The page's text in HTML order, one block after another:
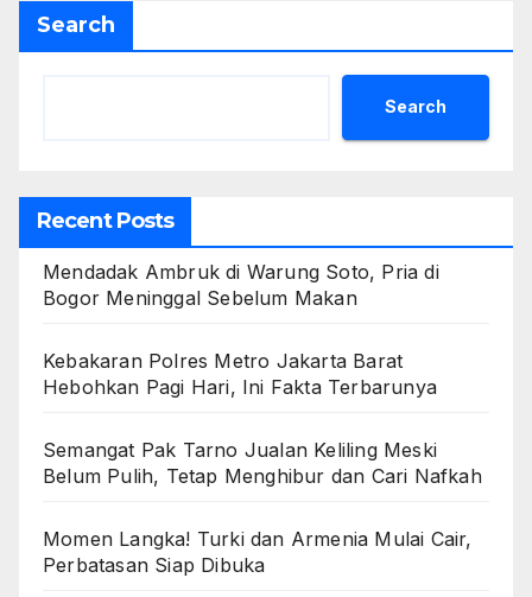
Search
Search
Recent Posts
Mendadak Ambruk di Warung Soto, Pria di
Bogor Meninggal Sebelum Makan
Kebakaran Polres Metro Jakarta Barat
Hebohkan Pagi Hari, Ini Fakta Terbarunya
Semangat Pak Tarno Jualan Keliling Meski
Belum Pulih, Tetap Menghibur dan Cari Nafkah
Momen Langka! Turki dan Armenia Mulai Cair,
Perbatasan Siap Dibuka